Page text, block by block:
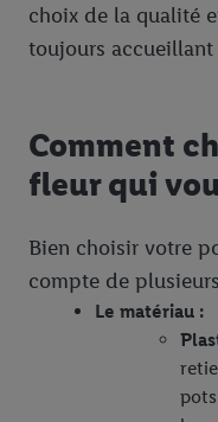
choix de la qualité
toujours
Comment
fleur qui
Bien choisir votre
compte de
Le matériau :